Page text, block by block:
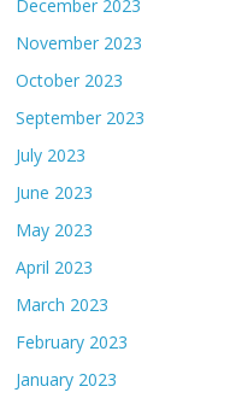
December 2023
November 2023
October 2023
September 2023
July 2023
June 2023
May 2023
April 2023
March 2023
February 2023
January 2023